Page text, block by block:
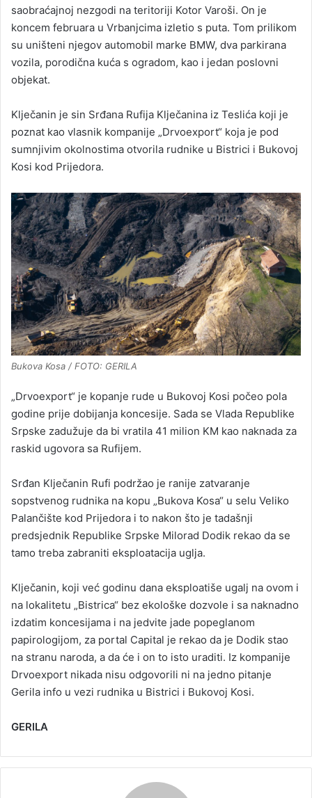
saobraćajnoj nezgodi na teritoriji Kotor Varoši. On je
koncem februara u Vrbanjcima izletio s puta. Tom prilikom
su uništeni njegov automobil marke BMW, dva parkirana
vozila, porodična kuća s ogradom, kao i jedan poslovni
objekat.
Klječanin je sin Srđana Rufija Klječanina iz Teslića koji je
poznat kao vlasnik kompanije „Drvoexport“ koja je pod
sumnjivim okolnostima otvorila rudnike u Bistrici i Bukovoj
Kosi kod Prijedora.
Bukova Kosa / FOTO: GERILA
„Drvoexport“ je kopanje rude u Bukovoj Kosi počeo pola
godine prije dobijanja koncesije. Sada se Vlada Republike
Srpske zadužuje da bi vratila 41 milion KM kao naknada za
raskid ugovora sa Rufijem.
Srđan Klječanin Rufi podržao je ranije zatvaranje
sopstvenog rudnika na kopu „Bukova Kosa“ u selu Veliko
Palančište kod Prijedora i to nakon što je tadašnji
predsjednik Republike Srpske Milorad Dodik rekao da se
tamo treba zabraniti eksploatacija uglja.
Klječanin, koji već godinu dana eksploatiše ugalj na ovom i
na lokalitetu „Bistrica“ bez ekološke dozvole i sa naknadno
izdatim koncesijama i na jedvite jade popeglanom
papirologijom, za portal Capital je rekao da je Dodik stao
na stranu naroda, a da će i on to isto uraditi. Iz kompanije
Drvoexport nikada nisu odgovorili ni na jedno pitanje
Gerila info u vezi rudnika u Bistrici i Bukovoj Kosi.
GERILA